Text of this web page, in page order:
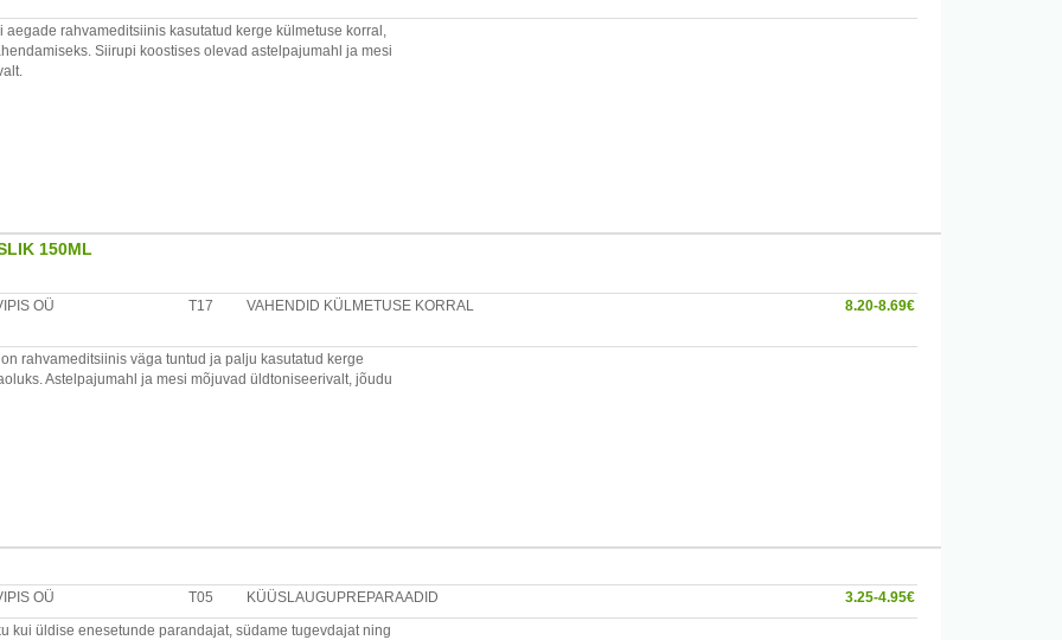
75325 Harjumaa, Eesti
aegade rahvameditsiinis kasutatud kerge külmetuse korral,
Siirupi koostises olevad astelpajumahl ja mesi
loksutada! Lapsed alla 14.eluaasta - 1 tl 3 korda päevas,
toatemperatuuril. Hoida jahedas peale avamist.
kaselehed, altee juured, suur teeleht, pärnaõied, astelpaju
75325 Harjumaa, Eesti
150ML
OÜ T17 VAHENDID KÜLMETUSE KORRAL 8.20-8.69€
rahvameditsiinis väga tuntud ja palju kasutatud kerge
Astelpajumahl ja mesi mõjuvad üldtoniseerivalt, jõudu
loksutada! Lastele 1 tl 3 korda päevas, täiskasvanutele 1 spl
toatemperatuuril. Hoida jahedas peale avamist.
kaselehed, altee juured, suur teeleht, pärnaõied, astelpaju
OÜ T05 KÜÜSLAUGUPREPARAADID
3.25-4.95€
kui üldise enesetunde parandajat, südame tugevdajat ning